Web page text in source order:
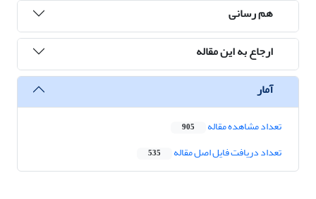
هم رسانی
ارجاع به این مقاله
آمار
تعداد مشاهده مقاله 905
تعداد دریافت فایل اصل مقاله 535